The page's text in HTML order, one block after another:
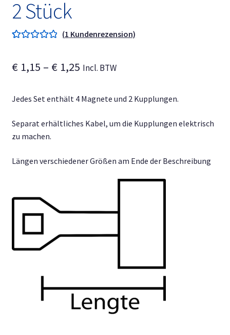
2 Stück
basierend auf
rtung
(1 Kundenrezension)
€1,15 – €1,25Preisspanne:
bis
€ 1,25
Incl. BTW
Jedes Set enthält 4 Magnete und 2 Kupplungen.
Separat erhältliches Kabel, um die Kupplungen elektrisch
zu machen.
Längen verschiedener Größen am Ende der Beschreibung